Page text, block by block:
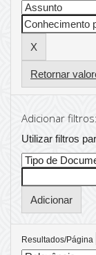
Retornar
Adicionar filtros:
Utilizar filtros
Resultados/Página